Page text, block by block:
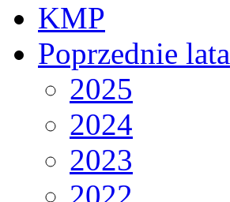
KMP
Poprzednie lata
2025
2024
2023